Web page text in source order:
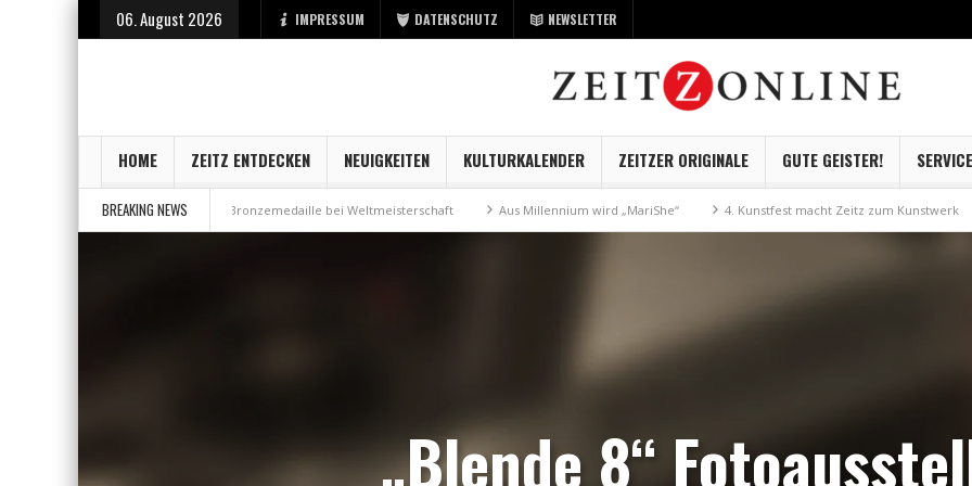
06. August 2026 IMPRESSUM DATENSCHUTZ NEWSLETTER
HOME ZEITZ ENTDECKEN NEUIGKEITEN KULTURKALENDER ZEITZER ORIGINALE GUTE GEISTER! SERVICE
BREAKING NEWS
Bronzemedaille bei Weltmeisterschaft Aus Millennium wird „MariShe“ 4. Kunstfest macht Zeitz zum Kunstwerk Museum
„Blende 8“